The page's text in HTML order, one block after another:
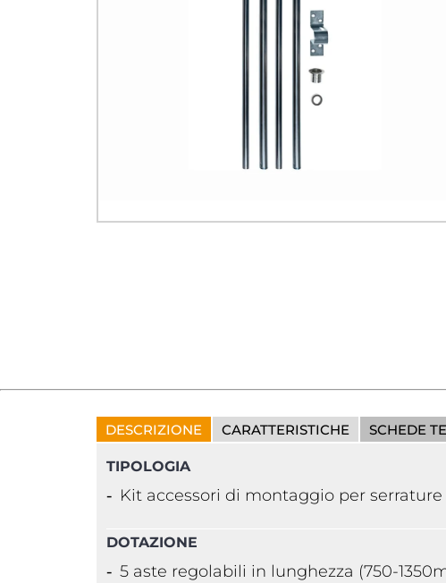
DESCRIZIONE CARATTERISTICHE SCHEDE
TIPOLOGIA
Kit accessori di montaggio per
DOTAZIONE
5 aste regolabili in lunghezza (750-